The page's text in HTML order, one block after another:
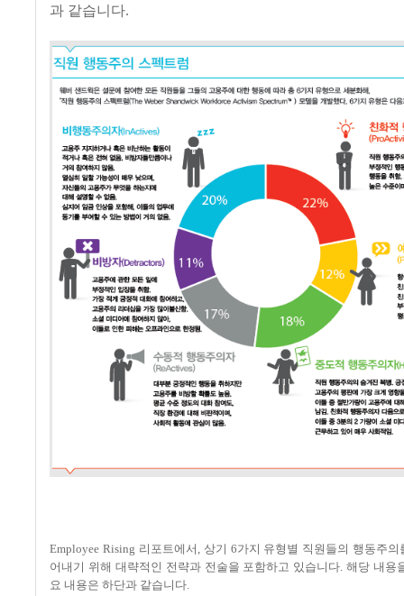
과 같습니다.
Employee Rising 리포트에서, 상기 6가지 유형별 직원들의 행동주
어내기 위해 대략적인 전략과 전술을 포함하고 있습니다. 해당 내용
요 내용은 하단과 같습니다.